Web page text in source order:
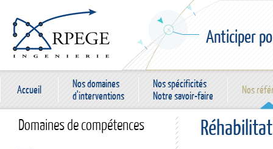
Anticiper
Accueil
Nos domaines
d'interventions
Nos spécificités
Notre savoir-faire
Nos
Domaines de compétences